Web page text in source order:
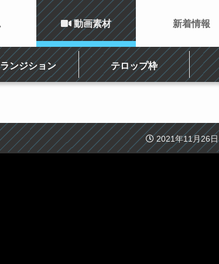
 動画素材
ンジション テロップ枠
新着情報
2021年11月26日